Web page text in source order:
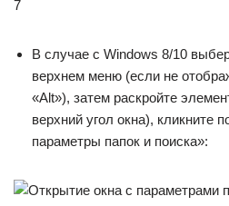
В случае с Windows 8/10
верхнем меню (если не
«Alt»), затем раскройте
верхний угол окна), кликните
параметры папок и поиска»: